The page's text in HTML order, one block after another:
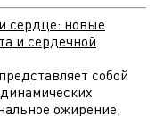
сердце: новые
и сердечной
собой
ожирение,